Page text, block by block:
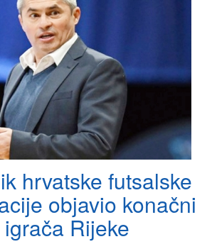
hrvatske futsalske
objavio konačni
Rijeke